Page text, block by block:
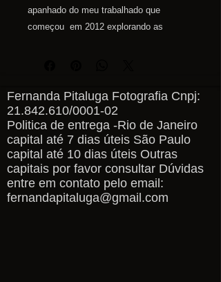
apanhado do meu trabalhado que
começou em 2012 explorando as
fernandapitaluga@gmail.com
Fernanda Pitaluga Fotografia Cnpj:
21.842.610/0001-02
Politica de entrega -Rio de Janeiro
capital até 7 dias úteis São Paulo
capital até 10 dias úteis Outras
capitais por favor consultar Dúvidas
entre em contato pelo email:
fernandapitaluga@gmail.com